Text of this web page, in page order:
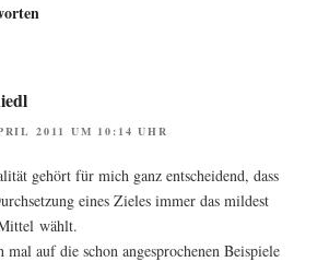
2011 UM 10:14 UHR
gehört für mich ganz ent­schei­dend, dass
eines Zie­les immer das mil­dest
wählt.
auf die schon ange­spro­che­nen Bei­spie­le